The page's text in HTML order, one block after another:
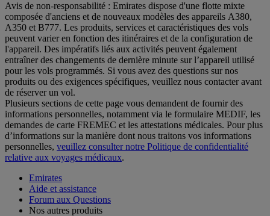
Avis de non-responsabilité : Emirates dispose d'une flotte mixte
composée d'anciens et de nouveaux modèles des appareils A380,
A350 et B777. Les produits, services et caractéristiques des vols
peuvent varier en fonction des itinéraires et de la configuration de
l'appareil. Des impératifs liés aux activités peuvent également
entraîner des changements de dernière minute sur l’appareil utilisé
pour les vols programmés. Si vous avez des questions sur nos
produits ou des exigences spécifiques, veuillez nous contacter avant
de réserver un vol.
Plusieurs sections de cette page vous demandent de fournir des
informations personnelles, notamment via le formulaire MEDIF, les
demandes de carte FREMEC et les attestations médicales. Pour plus
d’informations sur la manière dont nous traitons vos informations
personnelles, veuillez consulter notre Politique de confidentialité
relative aux voyages médicaux.
Emirates
Aide et assistance
Forum aux Questions
Nos autres produits